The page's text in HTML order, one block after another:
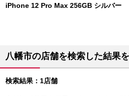
iPhone 12 Pro Max 256GB シルバー
八幡市の店舗を検索した結果
検索結果：1店舗